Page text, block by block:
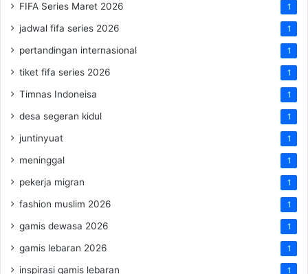
FIFA Series Maret 2026 1
jadwal fifa series 2026 1
pertandingan internasional 1
tiket fifa series 2026 1
Timnas Indoneisa 1
desa segeran kidul 1
juntinyuat 1
meninggal 1
pekerja migran 1
fashion muslim 2026 1
gamis dewasa 2026 1
gamis lebaran 2026 1
inspirasi gamis lebaran 1